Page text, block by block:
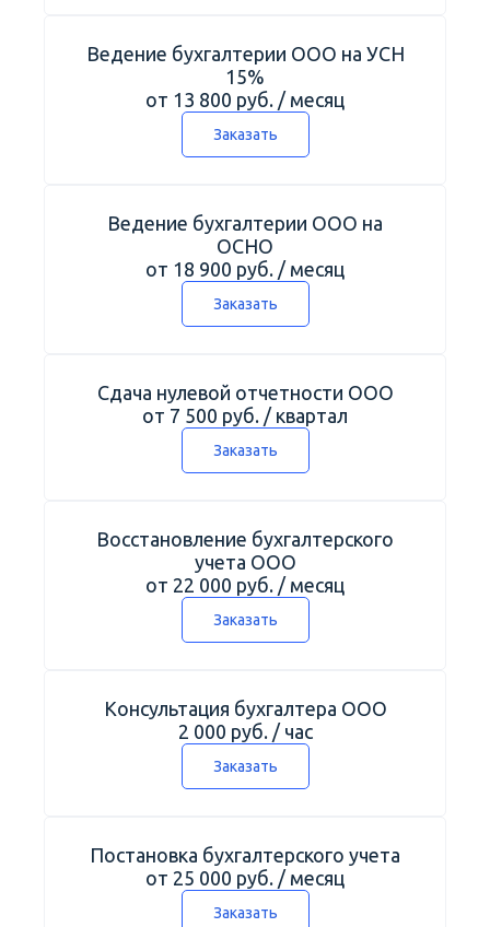
Ведение бухгалтерии ООО на УСН
15%
от 13 800 руб. / месяц
Заказать
Ведение бухгалтерии ООО на
ОСНО
от 18 900 руб. / месяц
Заказать
Сдача нулевой отчетности ООО
от 7 500 руб. / квартал
Заказать
Восстановление бухгалтерского
учета ООО
от 22 000 руб. / месяц
Заказать
Консультация бухгалтера ООО
2 000 руб. / час
Заказать
Постановка бухгалтерского учета
от 25 000 руб. / месяц
Заказать